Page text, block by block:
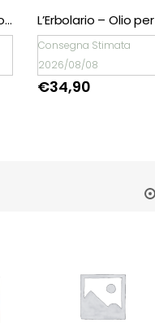
L’Erbolario – Olio Viso, Collo e Decolleté All’Olio di Argan
Consegna Stimata
2026/08/08
€34,90